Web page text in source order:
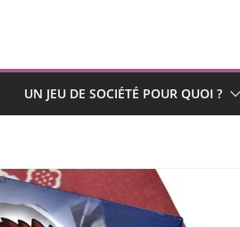
UN JEU DE SOCIÉTÉ POUR QUOI ?